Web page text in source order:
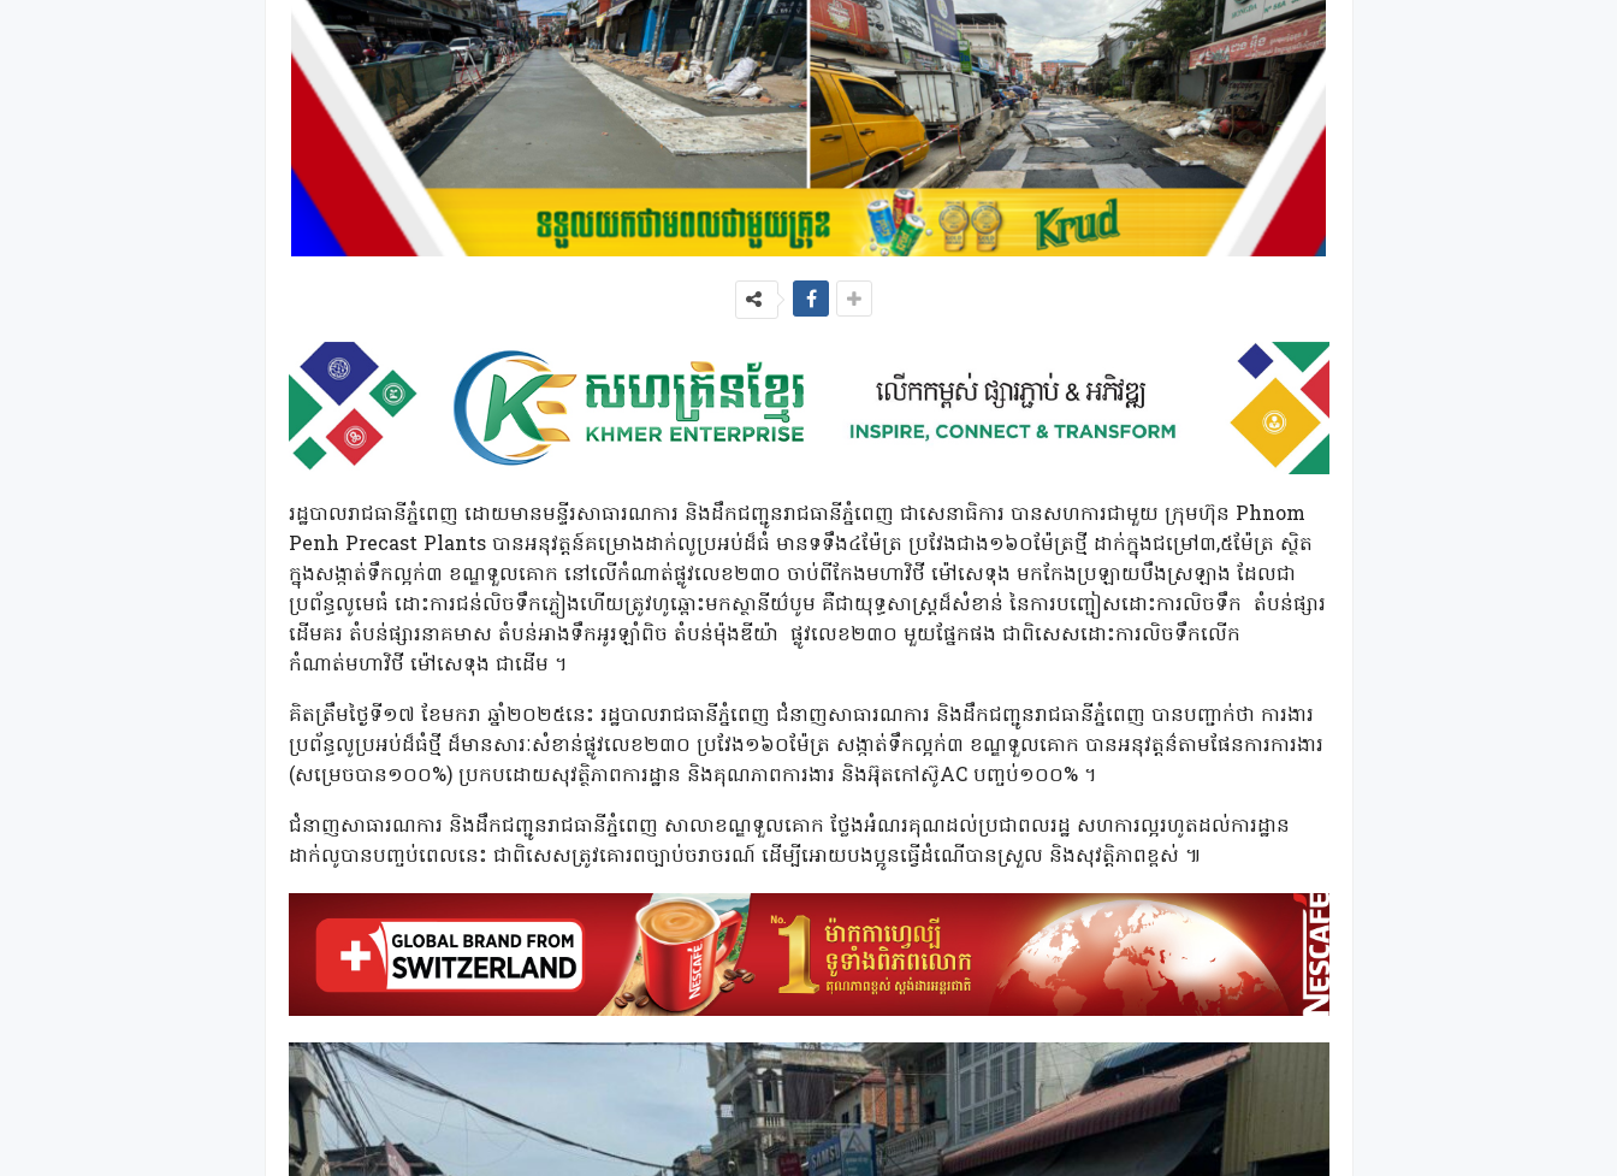
រដ្ឋបាលរាជធានីភ្នំពេញ ដោយមានមន្ទីរសាធារណការ និងដឹកជញ្ជូនរាជធានីភ្នំពេញ ជាសេនាធិការ បានសហការជាមួយ ក្រុមហ៊ុន Phnom
Penh Precast Plants បានអនុវត្តន៍គម្រោងដាក់លូប្រអប់ដ៏ធំ មានទទឹង៤ម៉ែត្រ ប្រវែងជាង១៦០ម៉ែត្រថ្មី ដាក់ក្នុងជម្រៅ៣,៥ម៉ែត្រ ស្ថិត
ក្នុងសង្កាត់ទឹកល្អក់៣ ខណ្ឌទួលគោក នៅលើកំណាត់ផ្លូវលេខ២៣០ ចាប់ពីកែងមហាវិថី ម៉ៅសេទុង មកកែងប្រឡាយបឹងស្រឡាង ដែលជា
ប្រព័ន្ធលូមេធំ ដោះការជន់លិចទឹកភ្លៀងហើយត្រូវហូឆ្ពោះមកស្ថានីយ៌បូម គឺជាយុទ្ធសាស្ត្រដ៏សំខាន់ នៃការបញ្ជៀសដោះការលិចទឹក តំបន់ផ្សារ
ដើមគរ តំបន់ផ្សារនាគមាស តំបន់អាងទឹកអូរឡាំពិច តំបន់ម៉ុងឌីយ៉ា ផ្លូវលេខ២៣០ មួយផ្នែកផង ជាពិសេសដោះការលិចទឹកលើក
កំណាត់មហាវិថី ម៉ៅសេទុង ជាដើម ។
គិតត្រឹមថ្ងៃទី១៧ ខែមករា ឆ្នាំ២០២៥នេះ រដ្ឋបាលរាជធានីភ្នំពេញ ជំនាញសាធារណការ និងដឹកជញ្ជូនរាជធានីភ្នំពេញ បានបញ្ជាក់ថា ការងារ
ប្រព័ន្ធលូប្រអប់ដ៏ធំថ្មី ដ៏មានសារៈសំខាន់ផ្លូវលេខ២៣០ ប្រវែង១៦០ម៉ែត្រ សង្កាត់ទឹកល្អក់៣ ខណ្ឌទួលគោក បានអនុវត្តន៌តាមផែនការការងារ
(សម្រេចបាន១០០%) ប្រកបដោយសុវត្ថិភាពការដ្ឋាន និងគុណភាពការងារ និងអ៊ុតកៅស៊ូAC បញ្ចប់១០០% ។
ជំនាញសាធារណការ និងដឹកជញ្ជូនរាជធានីភ្នំពេញ សាលាខណ្ឌទួលគោក ថ្លែងអំណរគុណដល់ប្រជាពលរដ្ឋ សហការល្អរហូតដល់ការដ្ឋាន
ដាក់លូបានបញ្ចប់ពេលនេះ ជាពិសេសត្រូវគោរពច្បាប់ចរាចរណ៍ ដើម្បីអោយបងប្អូនធ្វើដំណើបានស្រួល និងសុវត្តិភាពខ្ពស់ ៕